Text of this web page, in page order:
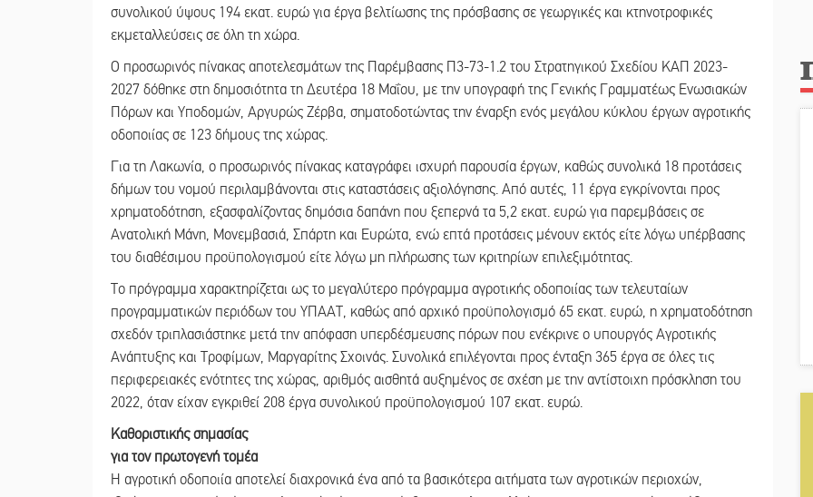
συνολικού ύψους 194 εκατ. ευρώ για έργα βελτίωσης της πρόσβασης σε γεωργικές και κτηνοτροφικές
εκμεταλλεύσεις σε όλη τη χώρα.
Ο προσωρινός πίνακας αποτελεσμάτων της Παρέμβασης Π3-73-1.2 του Στρατηγικού Σχεδίου ΚΑΠ 2023-
2027 δόθηκε στη δημοσιότητα τη Δευτέρα 18 Μαΐου, με την υπογραφή της Γενικής Γραμματέως Ενωσιακών
Πόρων και Υποδομών, Αργυρώς Ζέρβα, σηματοδοτώντας την έναρξη ενός μεγάλου κύκλου έργων αγροτικής
οδοποιίας σε 123 δήμους της χώρας.
Για τη Λακωνία, ο προσωρινός πίνακας καταγράφει ισχυρή παρουσία έργων, καθώς συνολικά 18 προτάσεις
δήμων του νομού περιλαμβάνονται στις καταστάσεις αξιολόγησης. Από αυτές, 11 έργα εγκρίνονται προς
χρηματοδότηση, εξασφαλίζοντας δημόσια δαπάνη που ξεπερνά τα 5,2 εκατ. ευρώ για παρεμβάσεις σε
Ανατολική Μάνη, Μονεμβασιά, Σπάρτη και Ευρώτα, ενώ επτά προτάσεις μένουν εκτός είτε λόγω υπέρβασης
του διαθέσιμου προϋπολογισμού είτε λόγω μη πλήρωσης των κριτηρίων επιλεξιμότητας.
Το πρόγραμμα χαρακτηρίζεται ως το μεγαλύτερο πρόγραμμα αγροτικής οδοποιίας των τελευταίων
προγραμματικών περιόδων του ΥΠΑΑΤ, καθώς από αρχικό προϋπολογισμό 65 εκατ. ευρώ, η χρηματοδότηση
σχεδόν τριπλασιάστηκε μετά την απόφαση υπερδέσμευσης πόρων που ενέκρινε ο υπουργός Αγροτικής
Ανάπτυξης και Τροφίμων, Μαργαρίτης Σχοινάς. Συνολικά επιλέγονται προς ένταξη 365 έργα σε όλες τις
περιφερειακές ενότητες της χώρας, αριθμός αισθητά αυξημένος σε σχέση με την αντίστοιχη πρόσκληση του
2022, όταν είχαν εγκριθεί 208 έργα συνολικού προϋπολογισμού 107 εκατ. ευρώ.
Καθοριστικής σημασίας
για τον πρωτογενή τομέα
Η αγροτική οδοποιία αποτελεί διαχρονικά ένα από τα βασικότερα αιτήματα των αγροτικών περιοχών,